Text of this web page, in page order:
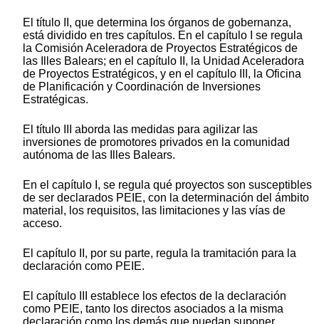
El título II, que determina los órganos de gobernanza,
está dividido en tres capítulos. En el capítulo I se regula
la Comisión Aceleradora de Proyectos Estratégicos de
las Illes Balears; en el capítulo II, la Unidad Aceleradora
de Proyectos Estratégicos, y en el capítulo III, la Oficina
de Planificación y Coordinación de Inversiones
Estratégicas.
El título III aborda las medidas para agilizar las
inversiones de promotores privados en la comunidad
autónoma de las Illes Balears.
En el capítulo I, se regula qué proyectos son susceptibles
de ser declarados PEIE, con la determinación del ámbito
material, los requisitos, las limitaciones y las vías de
acceso.
El capítulo II, por su parte, regula la tramitación para la
declaración como PEIE.
El capítulo III establece los efectos de la declaración
como PEIE, tanto los directos asociados a la misma